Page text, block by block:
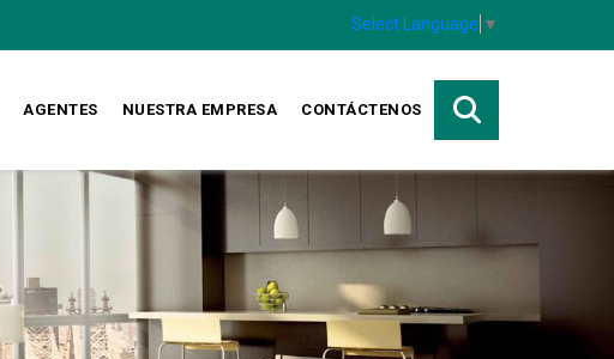
Select Language ▼
AGENTES NUESTRA EMPRESA CONTÁCTENOS